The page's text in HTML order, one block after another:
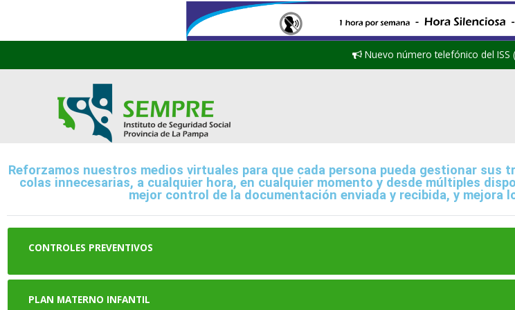
Nuevo número telefónico del ISS
Reforzamos nuestros medios virtuales para que cada persona pueda gestionar sus
colas innecesarias, a cualquier hora, en cualquier momento y desde múltiples
mejor control de la documentación enviada y recibida, y mejora
CONTROLES PREVENTIVOS
PLAN MATERNO INFANTIL